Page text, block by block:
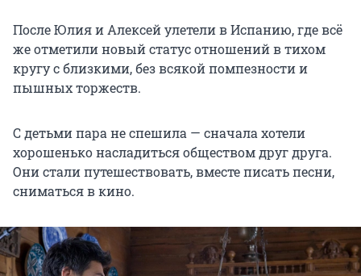
После Юлия и Алексей улетели в Испанию, где всё
же отметили новый статус отношений в тихом
кругу с близкими, без всякой помпезности и
пышных торжеств.
С детьми пара не спешила — сначала хотели
хорошенько насладиться обществом друг друга.
Они стали путешествовать, вместе писать песни,
сниматься в кино.